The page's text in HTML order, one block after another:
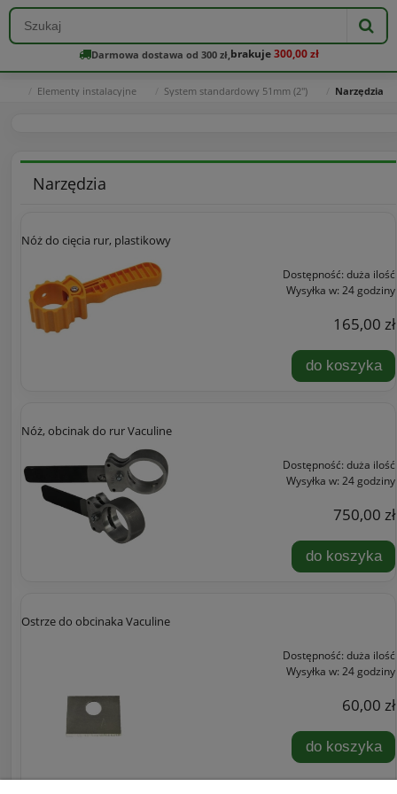
Darmowa dostawa od 300 zł, brakuje300,00 zł
Elementy instalacyjne System standardowy 51mm (2") Narzędzia
Narzędzia
Nóż do cięcia rur, plastikowy
Dostępność: duża ilość
Wysyłka w: 24 godziny
165,00 zł
do koszyka
Nóż, obcinak do rur Vaculine
Dostępność: duża ilość
Wysyłka w: 24 godziny
750,00 zł
do koszyka
Ostrze do obcinaka Vaculine
Dostępność: duża ilość
Wysyłka w: 24 godziny
60,00 zł
do koszyka